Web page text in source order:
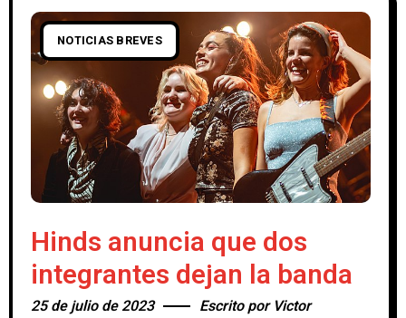
NOTICIAS BREVES
Hinds anuncia que dos
integrantes dejan la banda
25 de julio de 2023 Escrito por Victor